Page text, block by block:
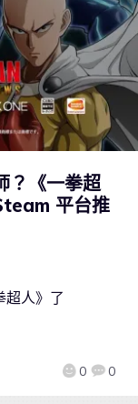
？《一拳超
平台推
0 0
超人》了